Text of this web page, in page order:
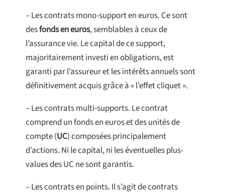
– Les contrats mono-support en euros. Ce sont
desfonds en euros, semblables à ceux de
l’assurance vie. Le capital de ce support,
majoritairement investi en obligations, est
garanti par l’assureur et les intérêts annuels sont
définitivement acquis grâce à « l’effet cliquet ».
– Les contrats multi-supports. Le contrat
comprend un fonds en euros et des unités de
compte (UC) composées principalement
d’actions. Ni le capital, ni les éventuelles plus-
values des UC ne sont garantis.
– Les contrats en points. Il s’agit de contrats